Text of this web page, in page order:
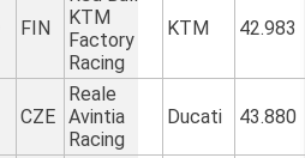
FIN
KTM
Factory
Racing
KTM 42.983
CZE
Reale
Avintia
Racing
Ducati 43.880